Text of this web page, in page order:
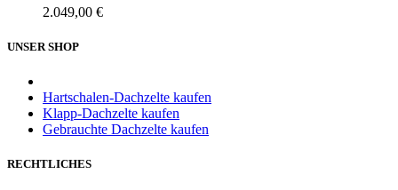
2.049,00 €
UNSER SHOP
Hartschalen-Dachzelte kaufen
Klapp-Dachzelte kaufen
Gebrauchte Dachzelte kaufen
RECHTLICHES